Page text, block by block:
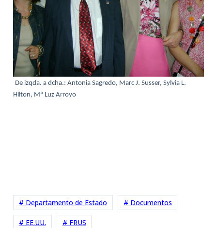
De izqda. a dcha.: Antonia Sagredo, Marc J. Susser, Sylvia L.
Hilton, Mª Luz Arroyo
# Departamento de Estado # Documentos
# EE.UU. # FRUS